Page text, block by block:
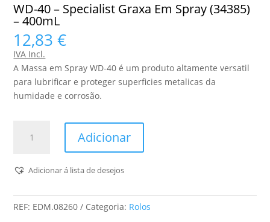
WD-40 – Specialist Graxa Em Spray (34385)
– 400mL
12,83€
IVA Incl.
A Massa em Spray WD-40 é um produto altamente versatil
para lubrificar e proteger superficies metalicas da
humidade e corrosão.
40
Specialist
Graxa
Adicionar
Adicionar á lista de desejos
REF: EDM.08260 Categoria: Rolos